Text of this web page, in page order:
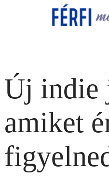
Új indie
amiket